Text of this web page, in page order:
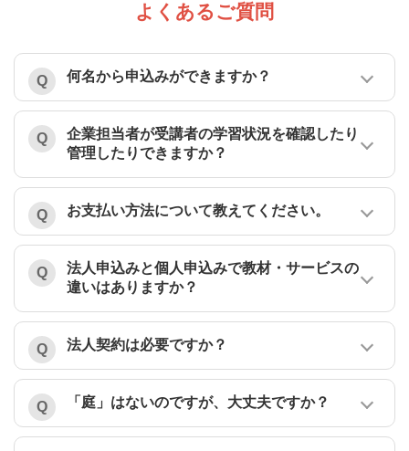
よくあるご質問
何名から申込みができますか？
企業担当者が受講者の学習状況を確認したり
管理したりできますか？
お支払い方法について教えてください。
法人申込みと個人申込みで教材・サービスの
違いはありますか？
法人契約は必要ですか？
「庭」はないのですが、大丈夫ですか？